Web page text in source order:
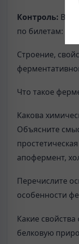
Контроль: В
по билетам:
Строение,
Что такое
Какова
Объясните
апофермент,
Перечислите
особенности
Какие
белковую